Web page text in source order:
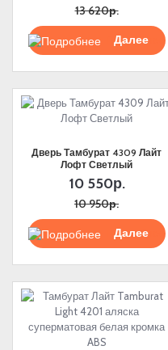
13 620р.
Подробнее
Дверь Тамбурат 4309 Лайт
Лофт Светлый
10 550р.
10 950р.
Подробнее